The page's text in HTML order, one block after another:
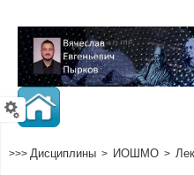
>>> Дисциплины > ИОШМО >